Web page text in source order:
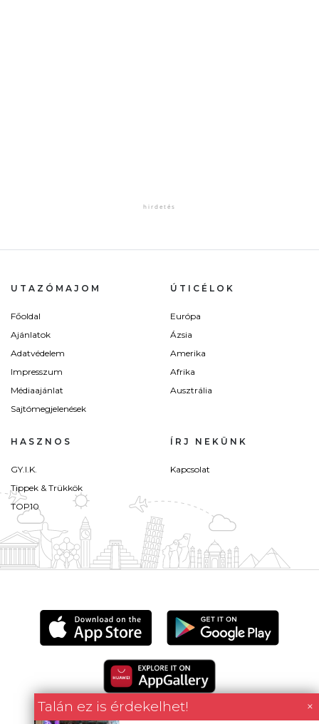
Talán ez is érdekelhet! ×
UTAZÓMAJOM
Főoldal
Ajánlatok
Adatvédelem
Impresszum
Médiaajánlat
Sajtómegjelenések
ÚTICÉLOK
Európa
Ázsia
Amerika
Afrika
Ausztrália
HASZNOS
GY.I.K.
Tippek & Trükkök
TOP10
ÍRJ NEKÜNK
Kapcsolat